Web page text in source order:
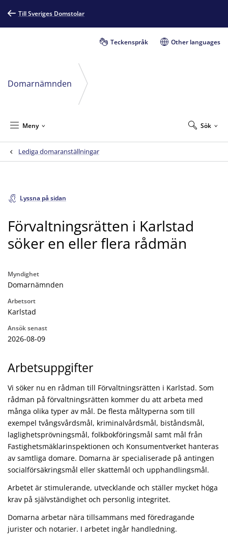
Till Sveriges Domstolar
Teckenspråk Other languages
Domarnämnden
Sök
Meny
Lediga domaranställningar
Lyssna på sidan
Förvaltningsrätten i Karlstad
söker en eller flera rådmän
Myndighet
Domarnämnden
Arbetsort
Karlstad
Ansök senast
2026-08-09
Arbetsuppgifter
Vi söker nu en rådman till Förvaltningsrätten i Karlstad. Som
rådman på förvaltningsrätten kommer du att arbeta med
många olika typer av mål. De flesta måltyperna som till
exempel tvångsvårdsmål, kriminalvårdsmål, biståndsmål,
laglighetsprövningsmål, folkbokföringsmål samt mål från
Fastighetsmäklarinspektionen och Konsumentverket hanteras
av samtliga domare. Domarna är specialiserade på antingen
socialförsäkringsmål eller skattemål och upphandlingsmål.
Arbetet är stimulerande, utvecklande och ställer mycket höga
krav på självständighet och personlig integritet.
Domarna arbetar nära tillsammans med föredragande
jurister och notarier. I arbetet ingår handledning.